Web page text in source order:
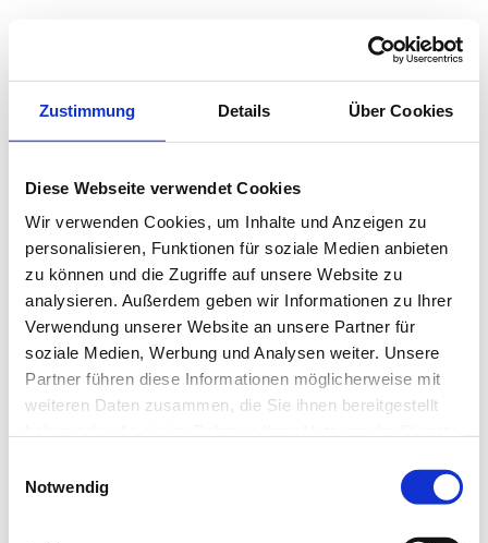
Zustimmung Details Über Cookies
Diese Webseite verwendet Cookies
Wir verwenden Cookies, um Inhalte und Anzeigen zu
personalisieren, Funktionen für soziale Medien anbieten
zu können und die Zugriffe auf unsere Website zu
analysieren. Außerdem geben wir Informationen zu Ihrer
Verwendung unserer Website an unsere Partner für
soziale Medien, Werbung und Analysen weiter. Unsere
Partner führen diese Informationen möglicherweise mit
weiteren Daten zusammen, die Sie ihnen bereitgestellt
Notwendig